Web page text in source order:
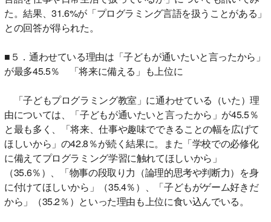
た。結果、31.6%が「プログラミング言語を扱うことがある」
との回答が得られた。
■５．通わせている理由は「子どもが通いたいと言ったから」
が最多45.5％ 「将来に備える」も上位に
「子どもプログラミング教室」に通わせている（いた）理
由については、「子どもが通いたいと言ったから」が45.5％
と最も多く、「将来、仕事や趣味でできることの幅を広げて
ほしいから」の42.8％が続く結果に。また「学校での必修化
に備えてプログラミング学習に触れてほしいから」
（35.6％）、「物事の段取り力（論理的思考や判断力）を身
に付けてほしいから」（35.4％）、「子どもがゲーム好きだ
から」（35.2％）といった理由も上位に食い込んでいる。